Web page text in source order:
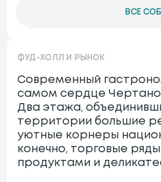
ВСЕ
ФУД-ХОЛЛ И РЫНОК
Современный
самом сердце
Два этажа,
территории большие
уютные корнеры
конечно, торговые
продуктами и